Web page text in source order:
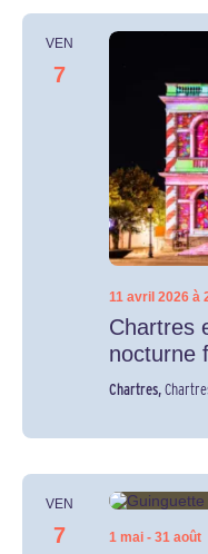
VEN
7
11 avril 2026 à
Chartres
nocturne
Chartres,
VEN
7 1 mai- 31 août